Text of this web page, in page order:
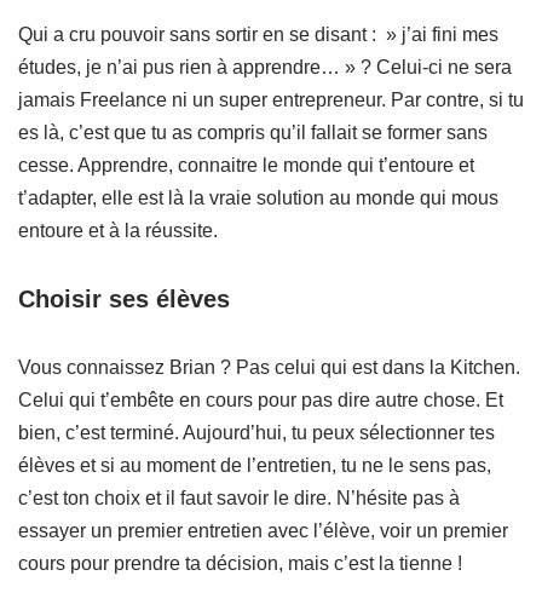
Qui a cru pouvoir sans sortir en se disant : » j’ai fini mes
études, je n’ai pus rien à apprendre… » ? Celui-ci ne sera
jamais Freelance ni un super entrepreneur. Par contre, si tu
es là, c’est que tu as compris qu’il fallait se former sans
cesse. Apprendre, connaitre le monde qui t’entoure et
t’adapter, elle est là la vraie solution au monde qui mous
entoure et à la réussite.
Choisir ses élèves
Vous connaissez Brian ? Pas celui qui est dans la Kitchen.
Celui qui t’embête en cours pour pas dire autre chose. Et
bien, c’est terminé. Aujourd’hui, tu peux sélectionner tes
élèves et si au moment de l’entretien, tu ne le sens pas,
c’est ton choix et il faut savoir le dire. N’hésite pas à
essayer un premier entretien avec l’élève, voir un premier
cours pour prendre ta décision, mais c’est la tienne !